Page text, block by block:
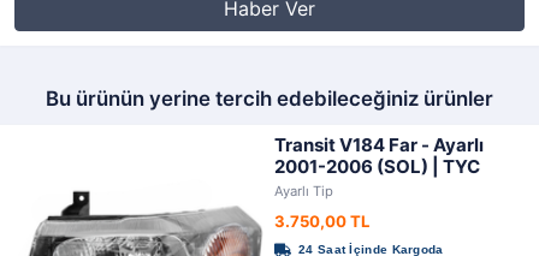
Haber Ver
Bu ürünün yerine tercih edebileceğiniz ürünler
Transit V184 Far - Ayarlı
2001-2006 (SOL) | TYC
Ayarlı Tip
3.750,00 TL